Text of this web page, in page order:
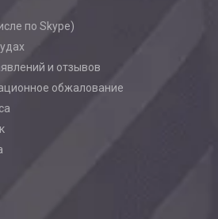
по Skype)
и отзывов
обжалование